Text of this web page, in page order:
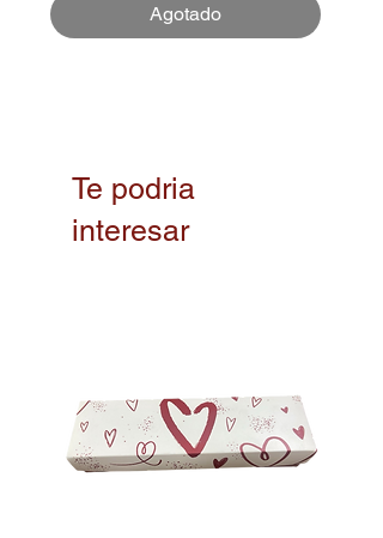
Agotado
Te podria
interesar